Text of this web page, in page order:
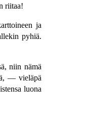
riitaa!
ja
pyhiä.
niin nämä
— vieläpä
luona